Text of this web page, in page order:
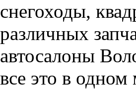
снегоходы,
различных
автосалоны
все это в